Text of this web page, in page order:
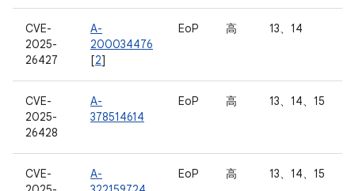
CVE-
2025-
26427
A-
200034476
[2]
EoP 高 13、14
CVE-
2025-
26428
A-
378514614
EoP 高 13、14、15
CVE-
A-
EoP 高 13、14、15